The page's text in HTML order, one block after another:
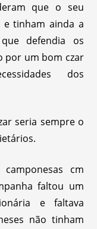
que o seu
tinham ainda a
defendia os
por um bom czar
dos
seria sempre o
cm
faltou um
e faltava
não tinham